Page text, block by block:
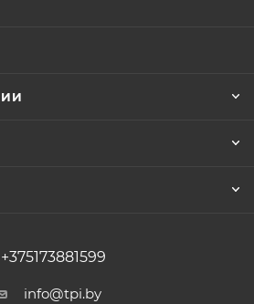
+375173881599
info@tpi.by